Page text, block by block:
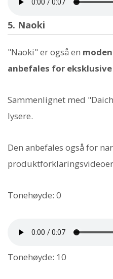
5. Naoki
"Naoki" er også en
anbefales for
Sammenlignet med
lysere.
Den anbefales også for
Tonehøyde: 0
Tonehøyde: 10